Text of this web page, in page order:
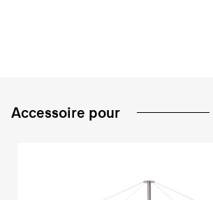
Accessoire pour